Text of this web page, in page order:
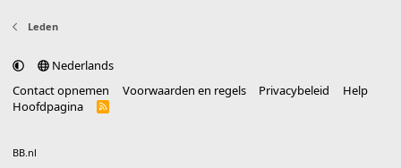
Leden
Nederlands
Contact opnemen
Voorwaarden en regels Privacybeleid
Help
Hoofdpagina
R
BB.nl